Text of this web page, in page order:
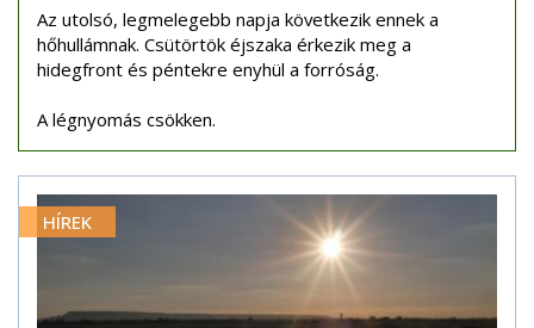
Az utolsó, legmelegebb napja következik ennek a
hőhullámnak. Csütörtök éjszaka érkezik meg a
hidegfront és péntekre enyhül a forróság.
A légnyomás csökken.
HÍREK